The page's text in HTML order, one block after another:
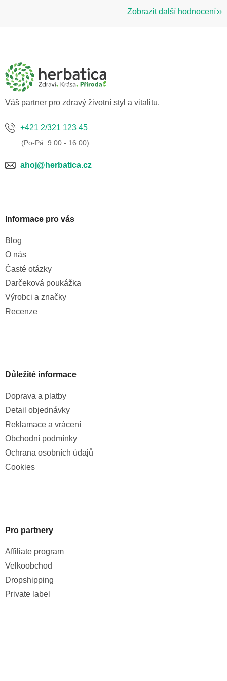
Zobrazit další hodnocení
a
Váš partner pro zdravý životní styl a vitalitu.
+421 2/321 123 45
ahoj@herbatica.cz
Informace pro vás
Blog
O nás
Časté otázky
Darčeková poukážka
Výrobci a značky
Recenze
Důležité informace
Doprava a platby
Detail objednávky
Reklamace a vrácení
Obchodní podmínky
Ochrana osobních údajů
Cookies
Pro partnery
Affiliate program
Velkoobchod
Dropshipping
Private label